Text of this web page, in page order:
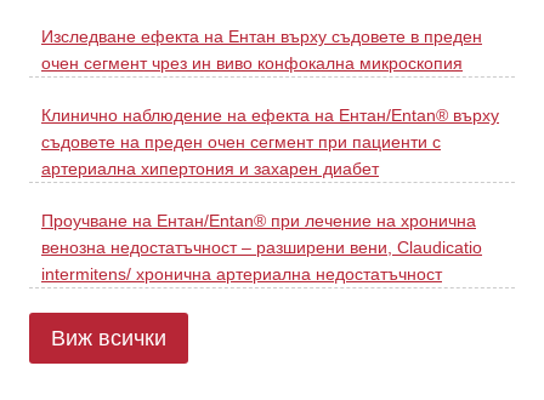
Изследване ефекта на Ентан върху съдовете в преден
очен сегмент чрез ин виво конфокална микроскопия
Клинично наблюдение на ефекта на Ентан/Entan® върху
съдовете на преден очен сегмент при пациенти с
артериална хипертония и захарен диабет
Проучване на Ентан/Entan® при лечение на хронична
венозна недостатъчност – разширени вени, Claudicatio
intermitens/ хронична артериална недостатъчност
Виж всички